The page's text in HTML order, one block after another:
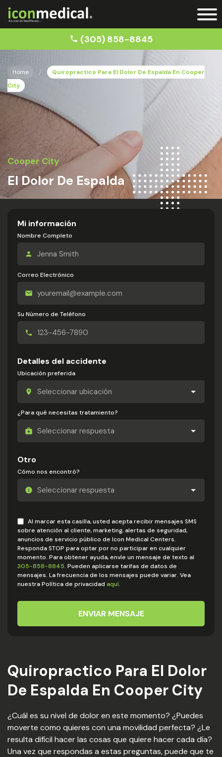
(305) 858-8845
Home
Quiropractico Para El Dolor De Espalda En Cooper
City
Cooper City
El Dolor De Espalda
Mi información
Nombre Completo
Correo Electrónico
Su Número de Teléfono
Detalles del accidente
Ubicación preferida
¿Para qué necesitas tratamiento?
Otro
Cómo nos encontró?
Al marcar esta casilla, usted acepta recibir mensajes SMS
sobre atención al cliente, marketing, alertas de seguridad,
anuncios de servicio público de Icon Medical Centers.
Responda STOP para optar por no participar en cualquier
momento. Para obtener ayuda, envíe un mensaje de texto al
305-858-8845. Pueden aplicarse tarifas de datos de
mensajes. La frecuencia de los mensajes puede variar. Vea
nuestra Política de privacidad aquí.
ENVIAR MENSAJE
Quiropractico Para El Dolor
De Espalda En Cooper City
¿Cuál es su nivel de dolor en este momento? ¿Puedes
moverte como quieres con una movilidad perfecta? ¿Le
resulta difícil hacer las cosas que quiere hacer cada día?
Una vez que respondas a estas preguntas, puede que te